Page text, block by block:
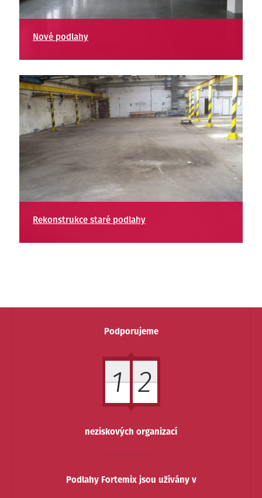
Nové podlahy
Rekonstrukce staré podlahy
Podporujeme
1 2
neziskových organizací
Podlahy Fortemix jsou užívány v